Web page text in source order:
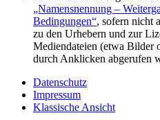
„Namensnennung –
Bedingungen“, sofern nicht
zu den Urhebern und zur
Mediendateien (etwa Bilder
durch Anklicken abgerufen
Datenschutz
Impressum
Klassische Ansicht